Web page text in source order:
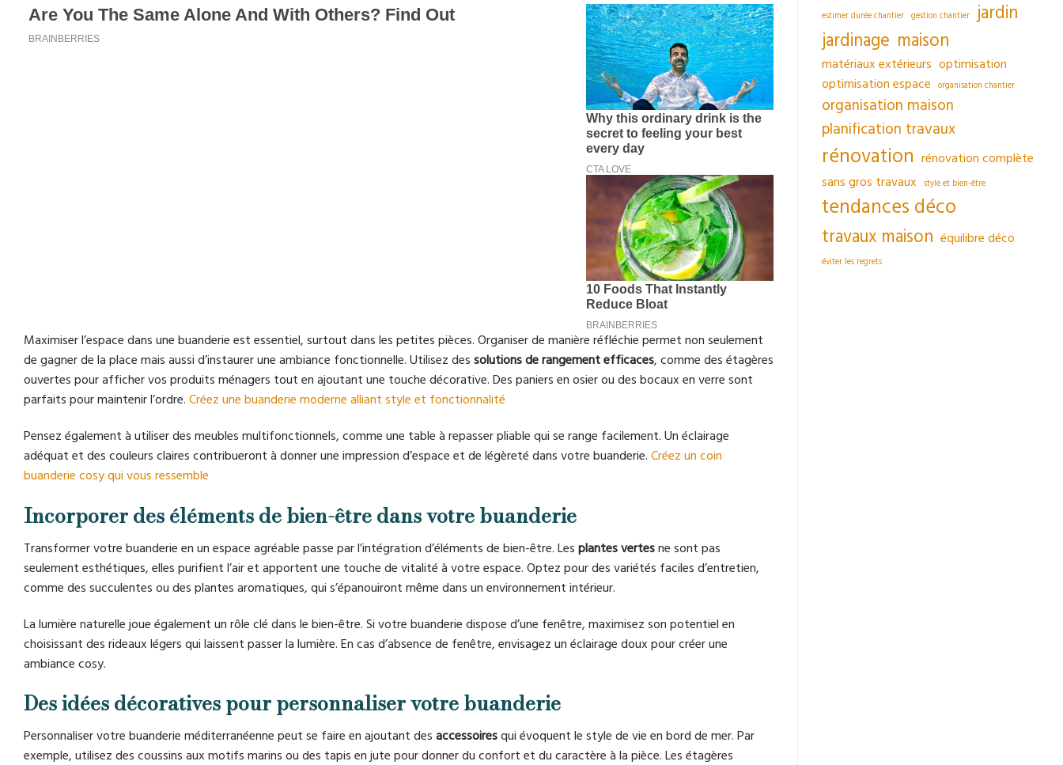
Maximiser l’espace dans une buanderie est essentiel, surtout dans les petites pièces. Organiser de manière réfléchie permet non seulement
de gagner de la place mais aussi d’instaurer une ambiance fonctionnelle. Utilisez des solutions de rangement efficaces, comme des étagères
ouvertes pour afficher vos produits ménagers tout en ajoutant une touche décorative. Des paniers en osier ou des bocaux en verre sont
parfaits pour maintenir l’ordre. Créez une buanderie moderne alliant style et fonctionnalité
Pensez également à utiliser des meubles multifonctionnels, comme une table à repasser pliable qui se range facilement. Un éclairage
adéquat et des couleurs claires contribueront à donner une impression d’espace et de légèreté dans votre buanderie. Créez un coin
buanderie cosy qui vous ressemble
Incorporer des éléments de bien-être dans votre buanderie
Transformer votre buanderie en un espace agréable passe par l’intégration d’éléments de bien-être. Les plantes vertesne sont pas
seulement esthétiques, elles purifient l’air et apportent une touche de vitalité à votre espace. Optez pour des variétés faciles d’entretien,
comme des succulentes ou des plantes aromatiques, qui s’épanouiront même dans un environnement intérieur.
La lumière naturelle joue également un rôle clé dans le bien-être. Si votre buanderie dispose d’une fenêtre, maximisez son potentiel en
choisissant des rideaux légers qui laissent passer la lumière. En cas d’absence de fenêtre, envisagez un éclairage doux pour créer une
ambiance cosy.
Des idées décoratives pour personnaliser votre buanderie
Personnaliser votre buanderie méditerranéenne peut se faire en ajoutant des accessoiresqui évoquent le style de vie en bord de mer. Par
exemple, utilisez des coussins aux motifs marins ou des tapis en jute pour donner du confort et du caractère à la pièce. Les étagères
estimer durée chantier gestion chantier
jardin
jardinage maison
matériaux extérieurs optimisation
optimisation espace
organisation chantier
organisation maison
planification travaux
rénovation rénovation complète
sans gros travaux
style et bien-être
tendances déco
travaux maison équilibre déco
éviter les regrets